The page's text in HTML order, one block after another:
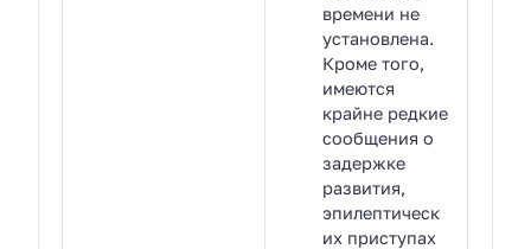
времени не
установлена.
Кроме того,
имеются
крайне редкие
сообщения о
задержке
развития,
эпилептическ
их приступах